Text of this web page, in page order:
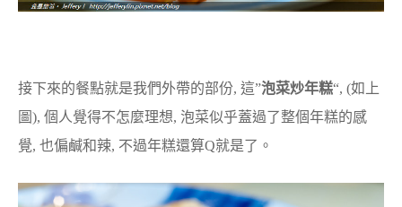
接下來的餐點就是我們外帶的部份, 這”泡菜炒年糕“, (如上
圖), 個人覺得不怎麼理想, 泡菜似乎蓋過了整個年糕的感
覺, 也偏鹹和辣, 不過年糕還算Q就是了。